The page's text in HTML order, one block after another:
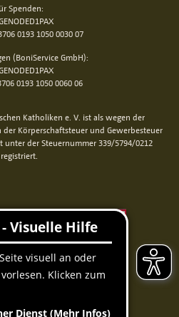
Spenden:
0193 1050 0030 07
(BoniService GmbH):
0193 1050 0060 06
Katholiken e. V. ist als wegen der
Körperschaftsteuer und Gewerbesteuer
der Steuernummer 339/5794/0212
registriert.